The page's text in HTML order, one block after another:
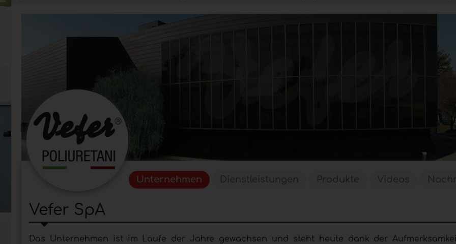
Unternehmen Dienstleistungen Produkte Videos
Vefer SpA
Das Unternehmen ist im Laufe der Jahre gewachsen und steht heute dank der